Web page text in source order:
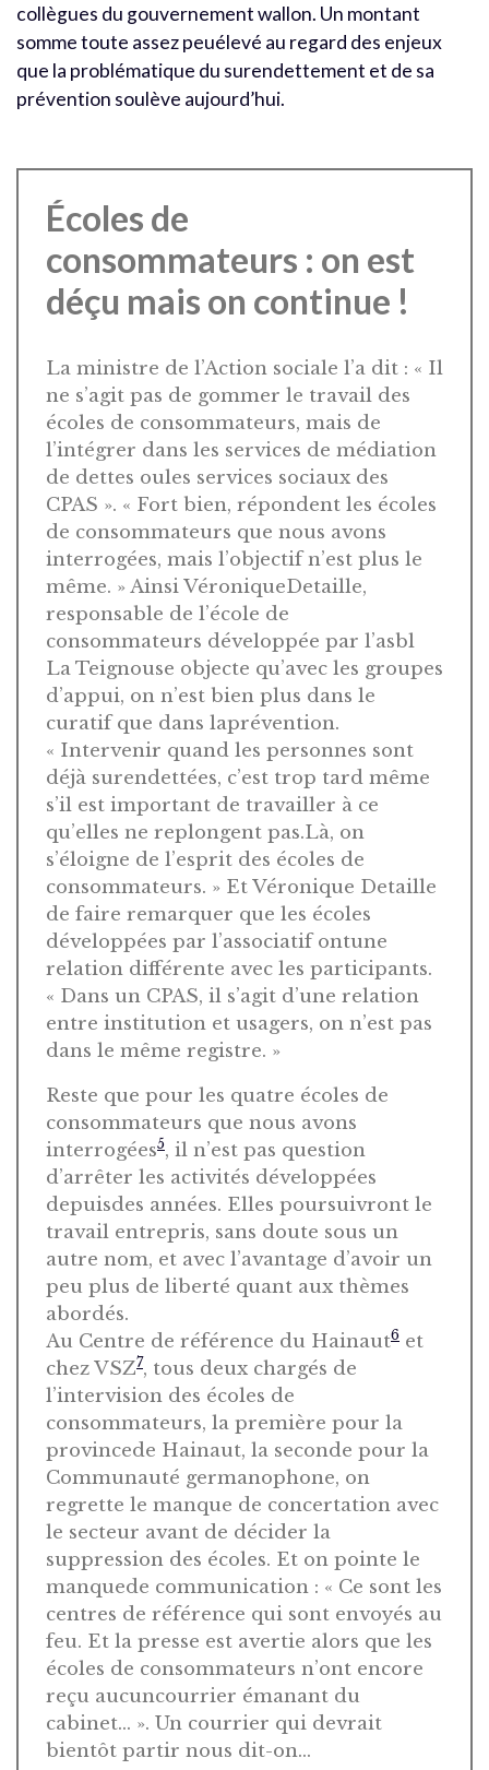
collègues du gouvernement wallon. Un montant
somme toute assez peuélevé au regard des enjeux
que la problématique du surendettement et de sa
prévention soulève aujourd’hui.
Écoles de
consommateurs : on est
déçu mais on continue !
La ministre de l’Action sociale l’a dit : « Il
ne s’agit pas de gommer le travail des
écoles de consommateurs, mais de
l’intégrer dans les services de médiation
de dettes oules services sociaux des
CPAS ». « Fort bien, répondent les écoles
de consommateurs que nous avons
interrogées, mais l’objectif n’est plus le
même. » Ainsi VéroniqueDetaille,
responsable de l’école de
consommateurs développée par l’asbl
La Teignouse objecte qu’avec les groupes
d’appui, on n’est bien plus dans le
curatif que dans laprévention.
« Intervenir quand les personnes sont
déjà surendettées, c’est trop tard même
s’il est important de travailler à ce
qu’elles ne replongent pas.Là, on
s’éloigne de l’esprit des écoles de
consommateurs. » Et Véronique Detaille
de faire remarquer que les écoles
développées par l’associatif ontune
relation différente avec les participants.
« Dans un CPAS, il s’agit d’une relation
entre institution et usagers, on n’est pas
dans le même registre. »
Reste que pour les quatre écoles de
consommateurs que nous avons
interrogées5, il n’est pas question
d’arrêter les activités développées
depuisdes années. Elles poursuivront le
travail entrepris, sans doute sous un
autre nom, et avec l’avantage d’avoir un
peu plus de liberté quant aux thèmes
abordés.
Au Centre de référence du Hainaut6 et
chez VSZ7, tous deux chargés de
l’intervision des écoles de
consommateurs, la première pour la
provincede Hainaut, la seconde pour la
Communauté germanophone, on
regrette le manque de concertation avec
le secteur avant de décider la
suppression des écoles. Et on pointe le
manquede communication : « Ce sont les
centres de référence qui sont envoyés au
feu. Et la presse est avertie alors que les
écoles de consommateurs n’ont encore
reçu aucuncourrier émanant du
cabinet… ». Un courrier qui devrait
bientôt partir nous dit-on…